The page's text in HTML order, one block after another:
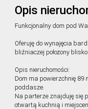
Opis
Funkcjonalny dom pod
Oferuję do wynajęcia
bliźniaczej położony
Opis nieruchomości:
Dom ma powierzchnię 89
poddasze.
Na parterze znajduję się
otwartą kuchnią i